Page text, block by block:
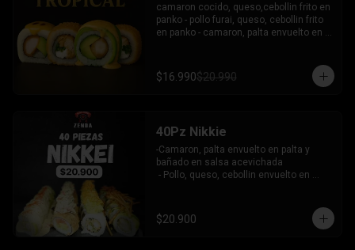
camaron cocido, queso,cebollin frito en
panko - pollo furai, queso, cebollin frito
en panko - camaron, palta envuelto en
bañado en salsa de maracuya
INCLUYE: 3 SALSAS - 2 PALITOS
$16.990$20.990
40Pz Nikkie
-Camaron, palta envuelto en palta y
bañado en salsa acevichada
- Pollo, queso, cebollin envuelto en
guacamole y wantanes fritos
- Salmon, palta envuelto en nori frito en
$20.900